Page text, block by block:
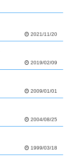
2021/11/20
2019/02/09
2009/01/01
2004/08/25
1999/03/18